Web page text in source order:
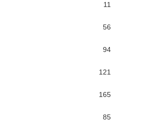
11
56
94
121
165
85